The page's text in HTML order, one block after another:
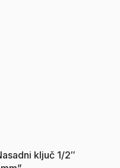
ključ 1/2″